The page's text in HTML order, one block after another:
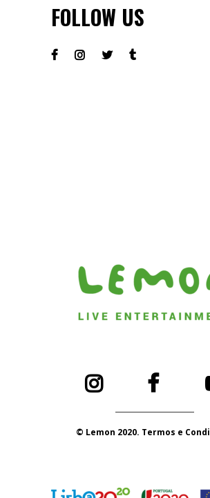
FOLLOW US
© Lemon 2020. Termos e